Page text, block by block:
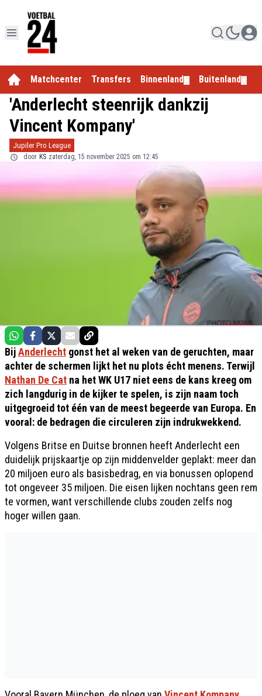
Matchcenter Transfers Binnenland Buitenland
'Anderlecht steenrijk dankzij
Vincent Kompany'
Jupiler Pro League
door KS zaterdag, 15 november 2025 om 12:45
BijAnderlecht gonst het al weken van de geruchten, maar
achter de schermen lijkt het nu plots écht menens. Terwijl
Nathan De Cat na het WK U17 niet eens de kans kreeg om
zich langdurig in de kijker te spelen, is zijn naam toch
uitgegroeid tot één van de meest begeerde van Europa. En
vooral: de bedragen die circuleren zijn indrukwekkend.
Volgens Britse en Duitse bronnen heeft Anderlecht een
duidelijk prijskaartje op zijn middenvelder geplakt: meer dan
20 miljoen euro als basisbedrag, en via bonussen oplopend
tot ongeveer 35 miljoen. Die eisen lijken nochtans geen rem
te vormen, want verschillende clubs zouden zelfs nog
hoger willen gaan.